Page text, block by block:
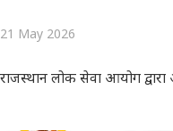
21 May 2026
राजस्थान लोक सेवा आयोग